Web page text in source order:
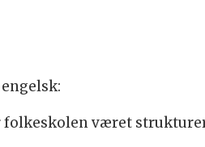
folkeskolen været